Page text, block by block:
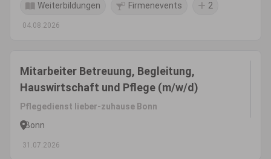
Weiterbildungen Firmenevents 2
04.08.2026
Mitarbeiter Betreuung, Begleitung,
Hauswirtschaft und Pflege (m/w/d)
Pflegedienst lieber-zuhause Bonn
Bonn
31.07.2026